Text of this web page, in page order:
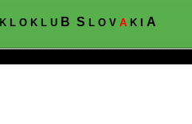
K L O K L U B S L O V A K I A